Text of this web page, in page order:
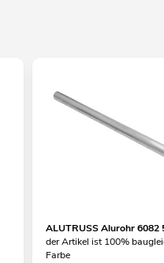
ALUTRUSS Alurohr 6082
der Artikel ist 100%
Farbe